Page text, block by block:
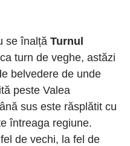
se înalță Turnul
turn de veghe, astăzi
belvedere de unde
peste Valea
sus este răsplătit cu
întreaga regiune.
de vechi, la fel de